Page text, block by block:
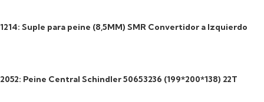
1214: Suple para peine (8,5MM) SMR Convertidor a Izquierdo
2052: Peine Central Schindler 50653236 (199*200*138) 22T